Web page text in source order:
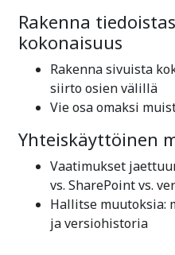
Rakenna
kokonaisuus
Rakenna sivuista
siirto osien välillä
Vie osa omaksi
Yhteiskäyttöinen
Vaatimukset
vs. SharePoint vs.
Hallitse muutoksia:
ja versiohistoria